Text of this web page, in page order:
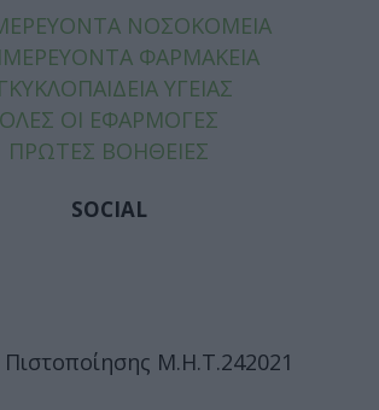
ΝΟΣΟΚΟΜΕΙΑ
ΦΑΡΜΑΚΕΙΑ
ΥΓΕΙΑΣ
ΟΛΕΣ ΟΙ ΕΦΑΡΜΟΓΕΣ
ΠΡΩΤΕΣ ΒΟΗΘΕΙΕΣ
SOCIAL
Μ.Η.Τ.242021